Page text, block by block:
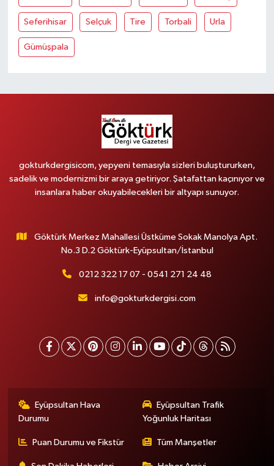
Seferihisar Selçuk Tire Torbali Urla
Gümüşpala
gokturkdergisicom, yepyeni temasıyla sizleri buluştururken,
sadelik ve modernizmi bir araya getiriyor. Şatafattan kaçınıyor ve
insanlara haber okuyabilecekleri bir altyapı sunuyor.
Göktürk Merkez Mahallesi Üstküme Sokak Manolya Apt.
No.3 D.2 Göktürk-Eyüpsultan/İstanbul
0212 322 17 07 - 0541 271 24 48
info@gokturkdergisi.com
Eyüpsultan Hava
Durumu
Eyüpsultan Trafik
Yoğunluk Haritası
Puan Durumu ve Fikstür Tüm Manşetler